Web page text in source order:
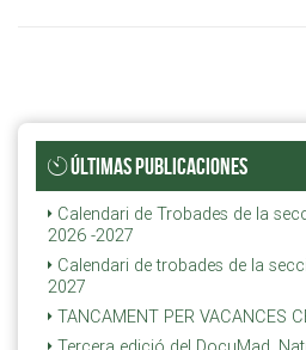
ÚLTIMAS PUBLICACIONES
Calendari de Trobades de la
2026 -2027
Calendari de trobades de la
2027
TANCAMENT PER VACANCES